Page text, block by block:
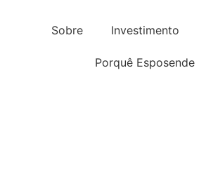
Sobre Investimento
Porquê Esposende